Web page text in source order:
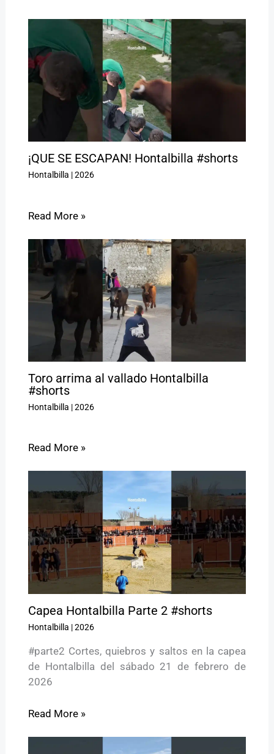
¡QUE SE ESCAPAN! Hontalbilla #shorts
Hontalbilla |2026
Read More »
Toro arrima al vallado Hontalbilla
#shorts
Hontalbilla |2026
Read More »
Capea Hontalbilla Parte 2 #shorts
Hontalbilla |2026
#parte2 Cortes, quiebros y saltos en la capea
de Hontalbilla del sábado 21 de febrero de
2026
Read More »